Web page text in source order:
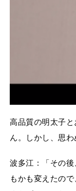
高品質の明太子
ん。しかし、思わ
波多江：「その
もかも変えたの